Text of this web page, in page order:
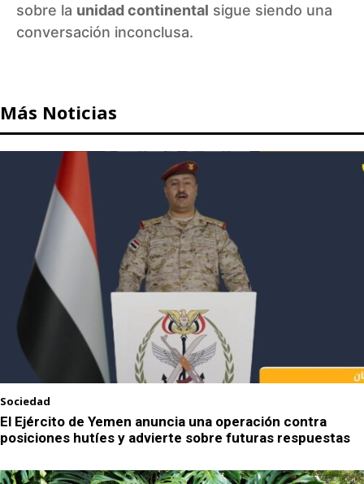
sobre la unidad continental sigue siendo una
conversación inconclusa.
Más Noticias
Sociedad
El Ejército de Yemen anuncia una operación contra
posiciones hutíes y advierte sobre futuras respuestas